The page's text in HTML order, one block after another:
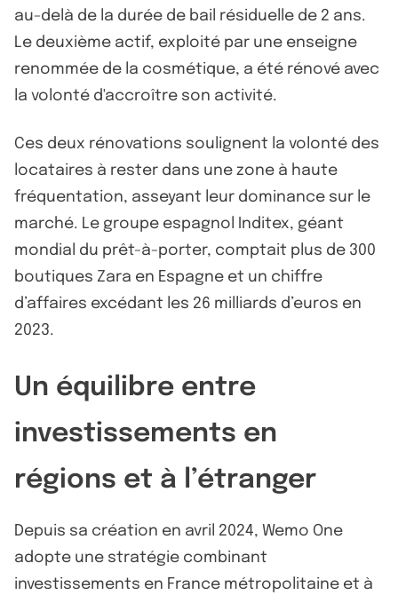
au-delà de la durée de bail résiduelle de 2 ans.
Le deuxième actif, exploité par une enseigne
renommée de la cosmétique, a été rénové avec
la volonté d'accroître son activité.
Ces deux rénovations soulignent la volonté des
locataires à rester dans une zone à haute
fréquentation, asseyant leur dominance sur le
marché. Le groupe espagnol Inditex, géant
mondial du prêt-à-porter, comptait plus de 300
boutiques Zara en Espagne et un chiffre
d’affaires excédant les 26 milliards d’euros en
2023.
Un équilibre entre
investissements en
régions et à l’étranger
Depuis sa création en avril 2024, Wemo One
adopte une stratégie combinant
investissements en France métropolitaine et à